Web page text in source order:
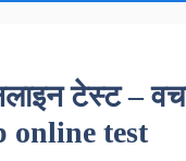
टेस्ट –
online test